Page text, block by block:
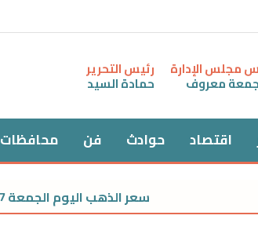
مجلس الإدارة
جمعة معروف
رئيس التحرير
حمادة السيد
اقتصاد حوادث فن محافظات
سعر الذهب اليوم الجمعة 7 أغسطس 2026 في مصر.. عيار 21 يقترب من 6000 جنيه